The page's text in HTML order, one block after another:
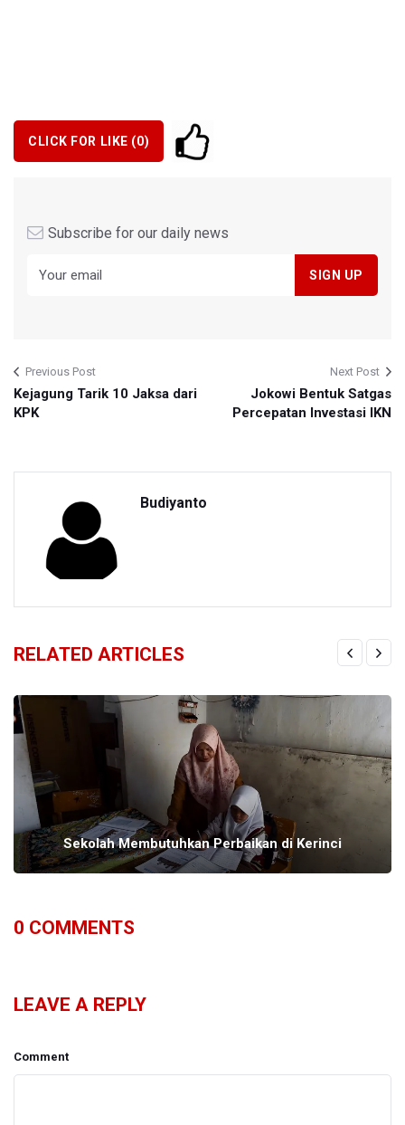
CLICK FOR LIKE (0)
Subscribe for our daily news
Previous Post
Kejagung Tarik 10 Jaksa dari
KPK
Next Post
Jokowi Bentuk Satgas
Percepatan Investasi IKN
Budiyanto
RELATED ARTICLES
Sekolah Membutuhkan Perbaikan di Kerinci
0 COMMENTS
LEAVE A REPLY
Comment